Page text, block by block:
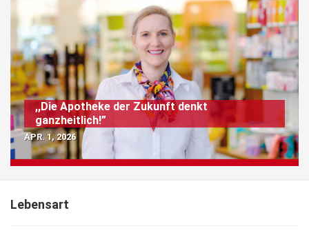
Forschung
Herz & Kreislauf
Orthopädie
Schönheit & Wohlbefinden
Special
Wirtschaft, Recht, Finanzen
Forum Gesundheit
,,Die Apotheke der Zukunft denkt
ganzheitlich!”
APR. 1, 2026
Ingwer: Die Magie der Wunderwurzel
Happy Bowls für gesunden Genuss
Räume, die Gesundheit unterstützen
Lebensart